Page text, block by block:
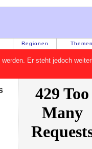
Regionen Themen
Er steht jedoch